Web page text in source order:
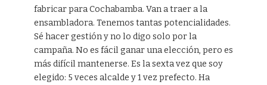
fabricar para Cochabamba. Van a traer a la
ensambladora. Tenemos tantas potencialidades.
Sé hacer gestión y no lo digo solo por la
campaña. No es fácil ganar una elección, pero es
más difícil mantenerse. Es la sexta vez que soy
elegido: 5 veces alcalde y 1 vez prefecto. Ha